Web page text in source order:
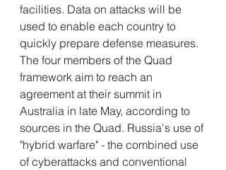
facilities. Data on attacks will be
used to enable each country to
quickly prepare defense measures.
The four members of the Quad
framework aim to reach an
agreement at their summit in
Australia in late May, according to
sources in the Quad. Russia's use of
"hybrid warfare" - the combined use
of cyberattacks and conventional